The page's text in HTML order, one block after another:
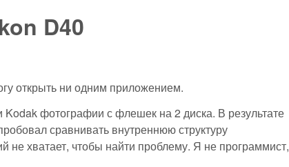
D40
открыть ни одним приложением.
фотографии с флешек на 2 диска. В результате
сравнивать внутреннюю структуру
хватает, чтобы найти проблему. Я не программист,